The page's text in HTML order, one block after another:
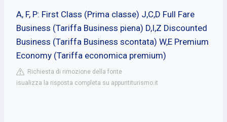
A, F, P: First Class (Prima classe) J,C,D Full Fare
Business (Tariffa Business piena) D,I,Z Discounted
Business (Tariffa Business scontata) W,E Premium
Economy (Tariffa economica premium)
Richiesta di rimozione della fonte
isualizza la risposta completa su appuntiturismo.it